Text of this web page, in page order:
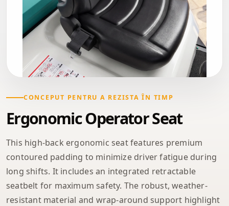
CONCEPUT PENTRU A REZISTA ÎN TIMP
Ergonomic Operator Seat
This high-back ergonomic seat features premium
contoured padding to minimize driver fatigue during
long shifts. It includes an integrated retractable
seatbelt for maximum safety. The robust, weather-
resistant material and wrap-around support highlight